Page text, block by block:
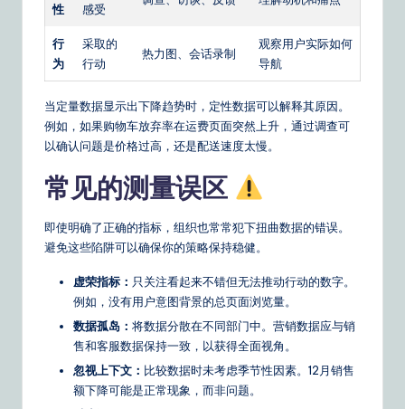
性
感受
行
为
采取的
行动
热力图、会话录制
观察用户实际如何
导航
当定量数据显示出下降趋势时，定性数据可以解释其原因。
例如，如果购物车放弃率在运费页面突然上升，通过调查可
以确认问题是价格过高，还是配送速度太慢。
常见的测量误区
即使明确了正确的指标，组织也常常犯下扭曲数据的错误。
避免这些陷阱可以确保你的策略保持稳健。
虚荣指标： 只关注看起来不错但无法推动行动的数字。
例如，没有用户意图背景的总页面浏览量。
数据孤岛： 将数据分散在不同部门中。营销数据应与销
售和客服数据保持一致，以获得全面视角。
忽视上下文： 比较数据时未考虑季节性因素。12月销售
额下降可能是正常现象，而非问题。